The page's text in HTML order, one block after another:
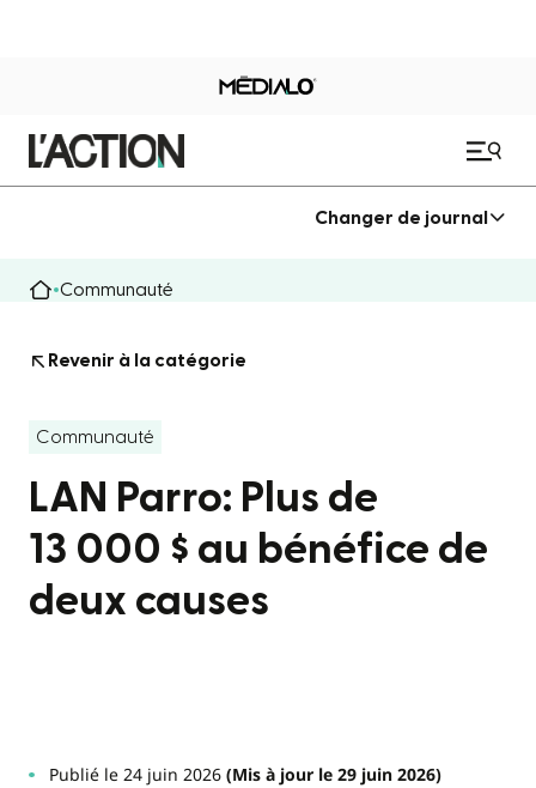
Changer de journal
Communauté
Revenir à la catégorie
Communauté
LAN Parro: Plus de
13 000 $ au bénéfice de
deux causes
Publié le 24 juin 2026(Mis à jour le 29 juin 2026)